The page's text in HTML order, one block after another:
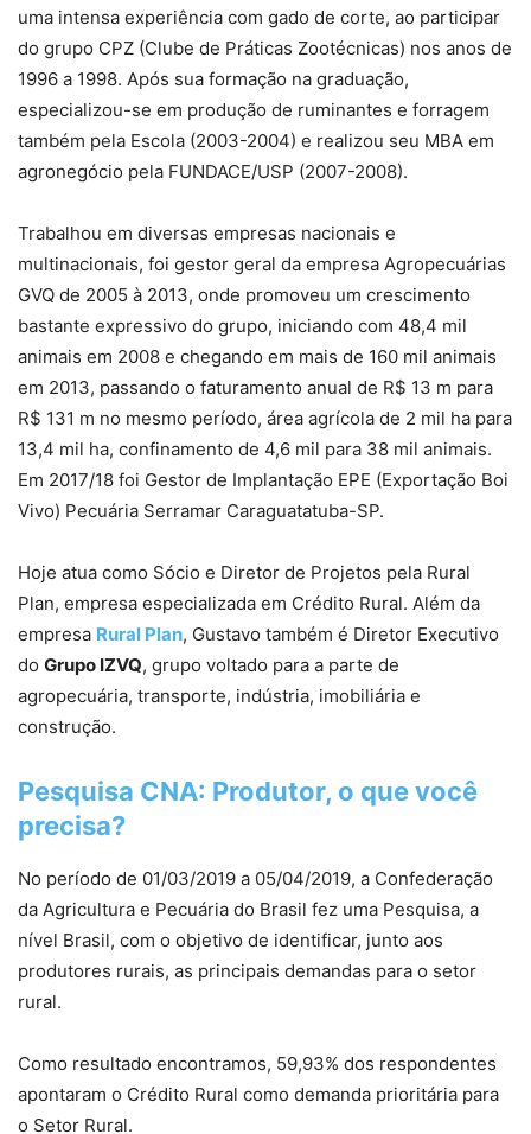
uma intensa experiência com gado de corte, ao participar
do grupo CPZ (Clube de Práticas Zootécnicas) nos anos de
1996 a 1998. Após sua formação na graduação,
especializou-se em produção de ruminantes e forragem
também pela Escola (2003-2004) e realizou seu MBA em
agronegócio pela FUNDACE/USP (2007-2008).
Trabalhou em diversas empresas nacionais e
multinacionais, foi gestor geral da empresa Agropecuárias
GVQ de 2005 à 2013, onde promoveu um crescimento
bastante expressivo do grupo, iniciando com 48,4 mil
animais em 2008 e chegando em mais de 160 mil animais
em 2013, passando o faturamento anual de R$ 13 m para
R$ 131 m no mesmo período, área agrícola de 2 mil ha para
13,4 mil ha, confinamento de 4,6 mil para 38 mil animais.
Em 2017/18 foi Gestor de Implantação EPE (Exportação Boi
Vivo) Pecuária Serramar Caraguatatuba-SP.
Hoje atua como Sócio e Diretor de Projetos pela Rural
Plan, empresa especializada em Crédito Rural. Além da
empresa Rural Plan, Gustavo também é Diretor Executivo
do Grupo IZVQ, grupo voltado para a parte de
agropecuária, transporte, indústria, imobiliária e
construção.
Pesquisa CNA: Produtor, o que você
precisa?
No período de 01/03/2019 a 05/04/2019, a Confederação
da Agricultura e Pecuária do Brasil fez uma Pesquisa, a
nível Brasil, com o objetivo de identificar, junto aos
produtores rurais, as principais demandas para o setor
rural.
Como resultado encontramos, 59,93% dos respondentes
apontaram o Crédito Rural como demanda prioritária para
o Setor Rural.